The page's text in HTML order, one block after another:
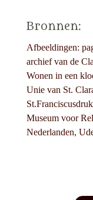
Bronnen:
Afbeeldingen:
archief van de
Wonen in een
Unie van St.
Museum voor
Nederlanden,